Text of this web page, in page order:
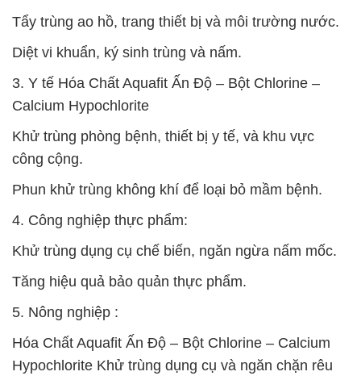
Tẩy trùng ao hồ, trang thiết bị và môi trường nước.
Diệt vi khuẩn, ký sinh trùng và nấm.
3. Y tế Hóa Chất Aquafit Ấn Độ – Bột Chlorine –
Calcium Hypochlorite
Khử trùng phòng bệnh, thiết bị y tế, và khu vực
công cộng.
Phun khử trùng không khí để loại bỏ mầm bệnh.
4. Công nghiệp thực phẩm:
Khử trùng dụng cụ chế biến, ngăn ngừa nấm mốc.
Tăng hiệu quả bảo quản thực phẩm.
5. Nông nghiệp :
Hóa Chất Aquafit Ấn Độ – Bột Chlorine – Calcium
Hypochlorite Khử trùng dụng cụ và ngăn chặn rêu